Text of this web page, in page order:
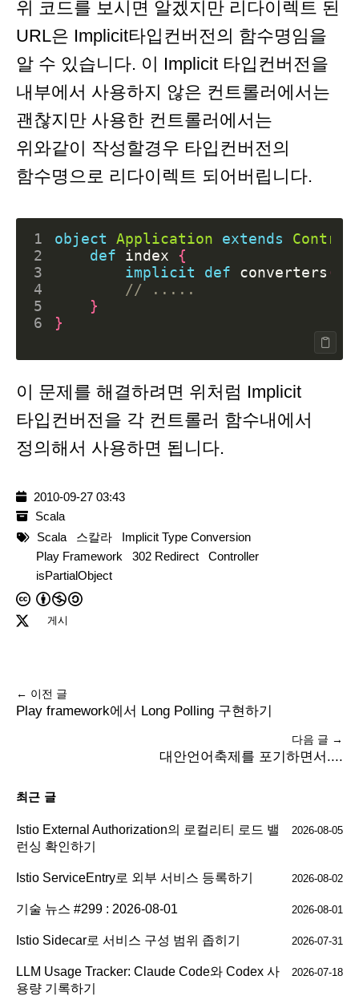
위 코드를 보시면 알겠지만 리다이렉트 된
URL은 Implicit타입컨버전의 함수명임을
알 수 있습니다. 이 Implicit 타입컨버전을
내부에서 사용하지 않은 컨트롤러에서는
괜찮지만 사용한 컨트롤러에서는
위와같이 작성할경우 타입컨버전의
함수명으로 리다이렉트 되어버립니다.
1 object Application extends
2
def index
{
3
implicit def converters (
4
5
}
6
}
이 문제를 해결하려면 위처럼 Implicit
타입컨버전을 각 컨트롤러 함수내에서
정의해서 사용하면 됩니다.
2010-09-27 03:43
Scala
Scala
스칼라
Implicit Type Conversion
Play Framework
302 Redirect
Controller
isPartialObject
게시
← 이전 글
Play framework에서 Long Polling 구현하기
다음 글 →
대안언어축제를 포기하면서....
최근 글
Istio External Authorization의 로컬리티 로드 밸
런싱 확인하기
2026-08-05
Istio ServiceEntry로 외부 서비스 등록하기 2026-08-02
기술 뉴스 #299 : 2026-08-01 2026-08-01
Istio Sidecar로 서비스 구성 범위 좁히기 2026-07-31
LLM Usage Tracker: Claude Code와 Codex 사
용량 기록하기
2026-07-18